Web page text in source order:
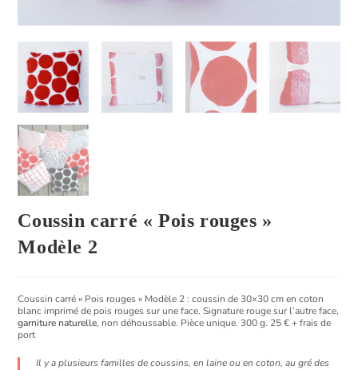
Coussin carré « Pois rouges »
Modèle 2
Coussin carré « Pois rouges » Modèle 2 : coussin de 30×30 cm en coton
blanc imprimé de pois rouges sur une face. Signature rouge sur l’autre face,
garniture naturelle, non déhoussable. Pièce unique. 300 g. 25 € + frais de
port
Il y a plusieurs familles de coussins, en laine ou en coton, au gré des